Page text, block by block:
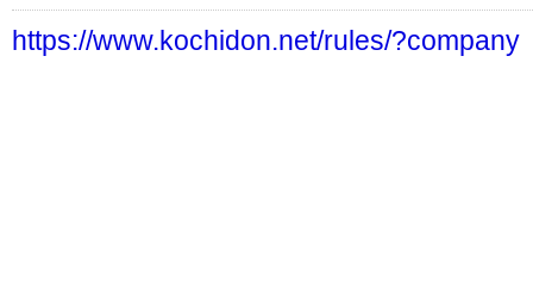
https://www.kochidon.net/rules/?company